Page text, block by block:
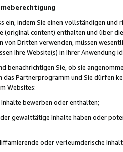
ein, indem Sie einen vollständigen
(original content) enthalten und über
von Dritten verwenden, müssen
Ihre Website(s) in Ihrer Anwendung
benachrichtigen Sie, ob sie
das Partnerprogramm und Sie dürfen
Websites:
bewerben oder enthalten;
gewalttätige Inhalte haben oder
oder verleumderische